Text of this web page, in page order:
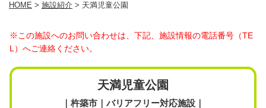
HOME > 施設紹介 > 天満児童公園
※この施設へのお問い合わせは、下記、施設情報の電話番号（TE
L）へご連絡ください。
天満児童公園
｜杵築市｜バリアフリー対応施設｜